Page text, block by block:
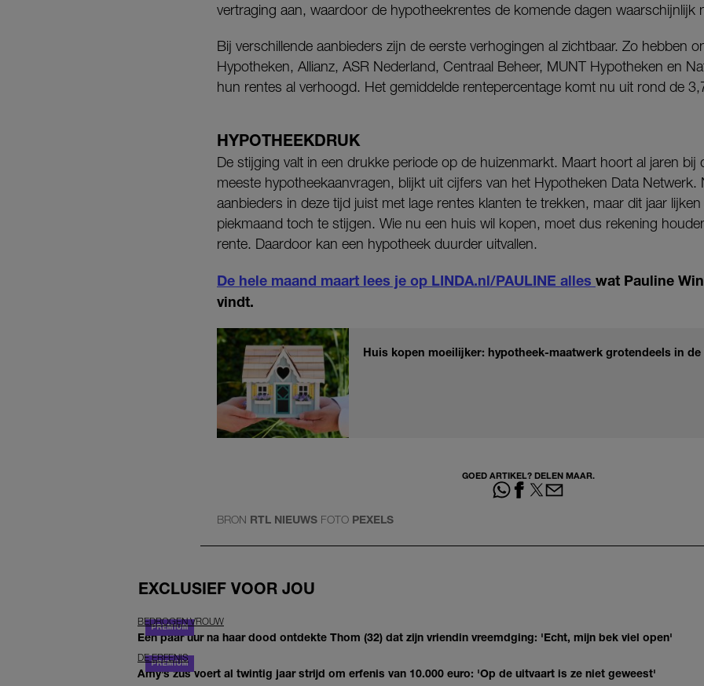
vertraging aan, waardoor de hypotheekrentes de komende dagen waarschijnlijk
Bij verschillende aanbieders zijn de eerste verhogingen al zichtbaar. Zo hebben
Hypotheken, Allianz, ASR Nederland, Centraal Beheer, MUNT Hypotheken en
hun rentes al verhoogd. Het gemiddelde rentepercentage komt nu uit rond de
HYPOTHEEKDRUK
De stijging valt in een drukke periode op de huizenmarkt. Maart hoort al jaren bij
meeste hypotheekaanvragen, blijkt uit cijfers van het Hypotheken Data Netwerk.
aanbieders in deze tijd juist met lage rentes klanten te trekken, maar dit jaar
piekmaand toch te stijgen. Wie nu een huis wil kopen, moet dus rekening
rente. Daardoor kan een hypotheek duurder uitvallen.
De hele maand maart lees je op LINDA.nl/PAULINE alles wat Pauline
vindt.
Huis kopen moeilijker: hypotheek-maatwerk grotendeels in de
GOED ARTIKEL? DELEN MAAR.
BRON RTL NIEUWS FOTO PEXELS
EXCLUSIEF VOOR JOU
BEDROGEN VROUW
Een paar uur na haar dood ontdekte Thom (32) dat zijn vriendin vreemdging: 'Echt, mijn bek viel open'
DE ERFENIS
Amy’s zus voert al twintig jaar strijd om erfenis van 10.000 euro: 'Op de uitvaart is ze niet geweest'